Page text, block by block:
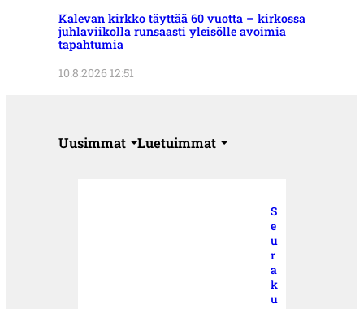
Kalevan kirkko täyttää 60 vuotta – kirkossa
juhlaviikolla runsaasti yleisölle avoimia
tapahtumia
10.8.2026 12:51
Uusimmat Luetuimmat
S
e
u
r
a
k
u